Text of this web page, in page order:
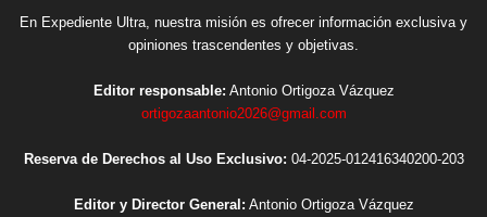
En Expediente Ultra, nuestra misión es ofrecer información exclusiva y
opiniones trascendentes y objetivas.
Editor responsable: Antonio Ortigoza Vázquez
ortigozaantonio2026@gmail.com
Reserva de Derechos al Uso Exclusivo: 04-2025-012416340200-203
Editor y Director General: Antonio Ortigoza Vázquez